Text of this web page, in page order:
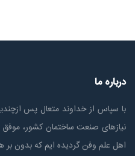
درباره ما
با سپاس از خداوند متعال پس
نیازهای صنعت ساختمان كشور، موفق
اهل علم وفن گردیده ایم که بدون